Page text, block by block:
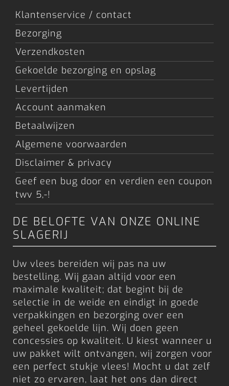
Klantenservice / contact
Bezorging
Verzendkosten
Gekoelde bezorging en opslag
Levertijden
Account aanmaken
Betaalwijzen
Algemene voorwaarden
Disclaimer & privacy
Geef een bug door en verdien een coupon
twv 5,-!
DE BELOFTE VAN ONZE ONLINE
SLAGERIJ
Uw vlees bereiden wij pas na uw
bestelling. Wij gaan altijd voor een
maximale kwaliteit; dat begint bij de
selectie in de weide en eindigt in goede
verpakkingen en bezorging over een
geheel gekoelde lijn. Wij doen geen
concessies op kwaliteit. U kiest wanneer u
uw pakket wilt ontvangen, wij zorgen voor
een perfect stukje vlees! Mocht u dat zelf
niet zo ervaren, laat het ons dan direct